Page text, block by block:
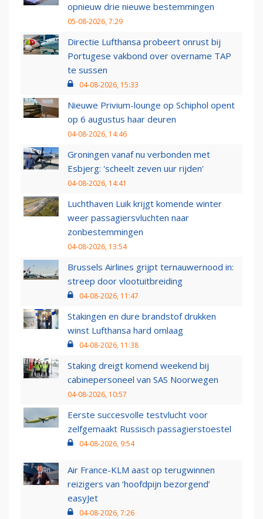
opnieuw drie nieuwe bestemmingen
05-08-2026, 7:29
Directie Lufthansa probeert onrust bij
Portugese vakbond over overname TAP
te sussen
04-08-2026, 15:33
Nieuwe Privium-lounge op Schiphol opent
op 6 augustus haar deuren
04-08-2026, 14:46
Groningen vanaf nu verbonden met
Esbjerg: 'scheelt zeven uur rijden'
04-08-2026, 14:41
Luchthaven Luik krijgt komende winter
weer passagiersvluchten naar
zonbestemmingen
04-08-2026, 13:54
Brussels Airlines grijpt ternauwernood in:
streep door vlootuitbreiding
04-08-2026, 11:47
Stakingen en dure brandstof drukken
winst Lufthansa hard omlaag
04-08-2026, 11:38
Staking dreigt komend weekend bij
cabinepersoneel van SAS Noorwegen
04-08-2026, 10:57
Eerste succesvolle testvlucht voor
zelfgemaakt Russisch passagierstoestel
04-08-2026, 9:54
Air France-KLM aast op terugwinnen
reizigers van ‘hoofdpijn bezorgend’
easyJet
04-08-2026, 7:26